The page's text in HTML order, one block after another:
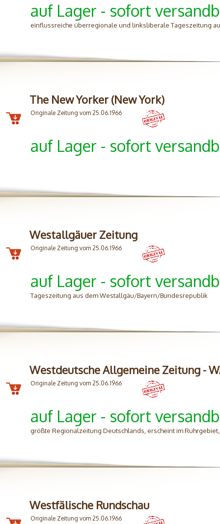
auf Lager - sofort
einflussreiche überregionale und linksliberale Tageszeitung
The New Yorker (New York)
Originale Zeitung vom 25.06.1966
auf Lager - sofort
Westallgäuer Zeitung
Originale Zeitung vom 25.06.1966
auf Lager - sofort
Tageszeitung aus dem Westallgäu/Bayern/Bundesrepublik
Westdeutsche Allgemeine Zeitung -
Originale Zeitung vom 25.06.1966
auf Lager - sofort
größte Regionalzeitung Deutschlands, erscheint im
Westfälische Rundschau
Originale Zeitung vom 25.06.1966